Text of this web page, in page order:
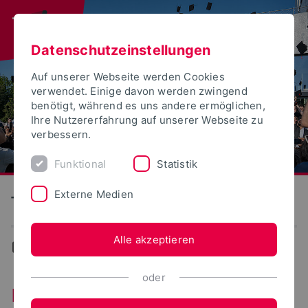
Technische Hochschule Ostwestfalen-Lippe
Impressum
Datenschutzeinstellungen
Auf unserer Webseite werden Cookies
verwendet. Einige davon werden zwingend
benötigt, während es uns andere ermöglichen,
Ihre Nutzererfahrung auf unserer Webseite zu
verbessern.
Funktional Statistik
Externe Medien
Alle akzeptieren
oder